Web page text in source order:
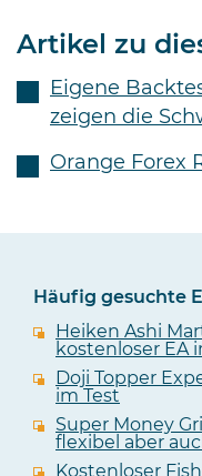
Artikel zu
Eigene
zeigen die
Orange Forex
Häufig gesuchte
Heiken Ashi
kostenloser EA
Doji Topper
im Test
Super Money
flexibel aber
Kostenloser